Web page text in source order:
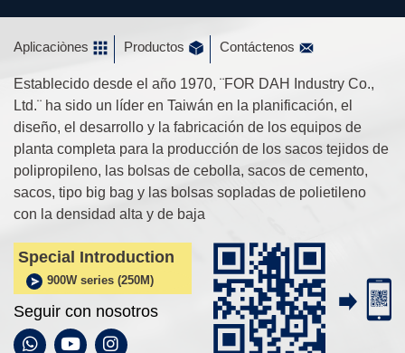
Aplicaciònes Productos Contáctenos
Establecido desde el año 1970, ¨FOR DAH Industry Co.,
Ltd.¨ ha sido un líder en Taiwán en la planificación, el
diseño, el desarrollo y la fabricación de los equipos de
planta completa para la producción de los sacos tejidos de
polipropileno, las bolsas de cebolla, sacos de cemento,
sacos, tipo big bag y las bolsas sopladas de polietileno
con la densidad alta y de baja
Special Introduction
900W series (250M)
Seguir con nosotros